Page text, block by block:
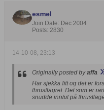
esmel
Join Date: Dec 2004
Posts: 2830
14-10-08, 23:13
Originally posted byaffa
Har sjekka litt og det er
thrustlagret. Det som er
snudde inn/ut på